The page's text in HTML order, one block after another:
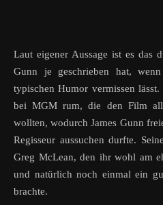
Laut eigener Aussage ist es das
Gunn je geschrieben hat,
typischen Humor vermissen
bei MGM rum, die den Film
wollten, wodurch James Gunn
Regisseur aussuchen durfte.
Greg McLean, den ihr wohl am
und natürlich noch einmal ein
brachte.